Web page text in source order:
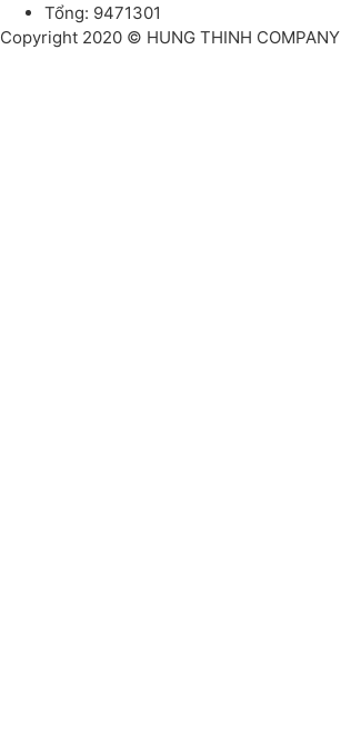
Tổng: 9471301
Copyright 2020 © HUNG THINH COMPANY